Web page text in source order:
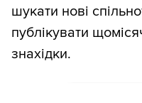
шукати нові
публікувати
знахідки.